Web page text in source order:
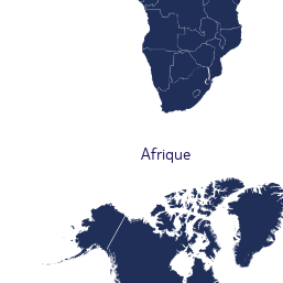
Afrique